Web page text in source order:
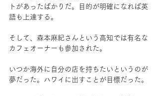
トがあったばかりだ。目的が明確になれば英
語も上達する。
そして、森本麻紀さんという高知では有名な
カフェオーナーも参加された。
いつか海外に自分の店を持ちたいというのが
夢だった。ハワイに出すことが目標だった。